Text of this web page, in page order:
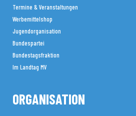
Termine & Veranstaltungen
Werbemittelshop
Jugendorganisation
Bundespartei
Bundestagsfraktion
Im Landtag MV
ORGANISATION